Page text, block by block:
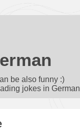
be also funny :)
jokes in German